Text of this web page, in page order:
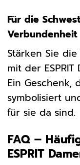
Für die
Verbundenheit
Stärken Sie
mit der
Ein Geschenk,
symbolisiert
für sie da sind.
FAQ –
ESPRIT